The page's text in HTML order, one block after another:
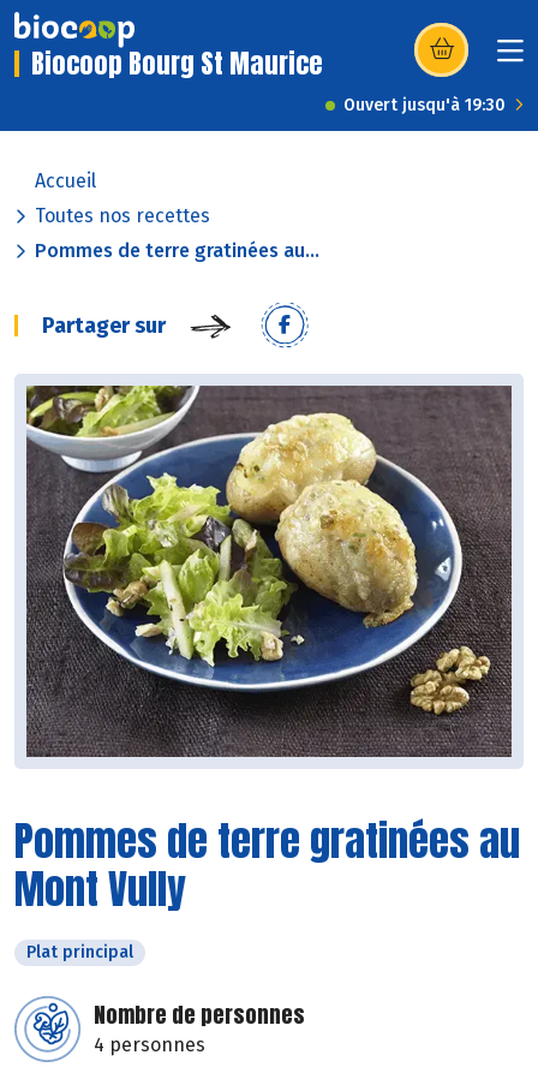
Biocoop Bourg St Maurice (s’ouvre dans
Ouvert jusqu'à 19:30
Accueil
Toutes nos recettes
Pommes de terre gratinées au...
Partager sur
Pommes de terre gratinées au
Mont Vully
Plat principal
Nombre de personnes
4 personnes